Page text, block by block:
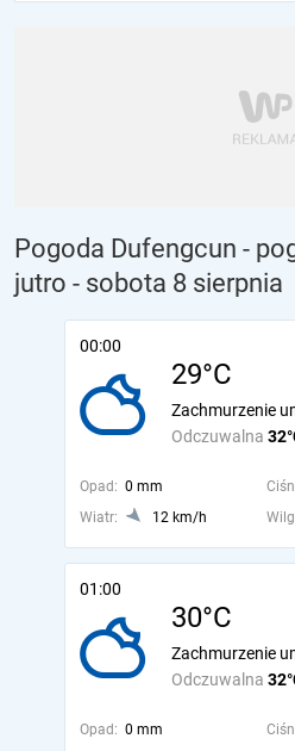
Pogoda Dufengcun -
jutro - sobota 8 sierpnia
00:00
29°C
Odczuwalna
Zachmurzenie
Opad: 0 mm
Wiatr:
12 km/h
01:00
30°C
Odczuwalna
Zachmurzenie
Opad: 0 mm